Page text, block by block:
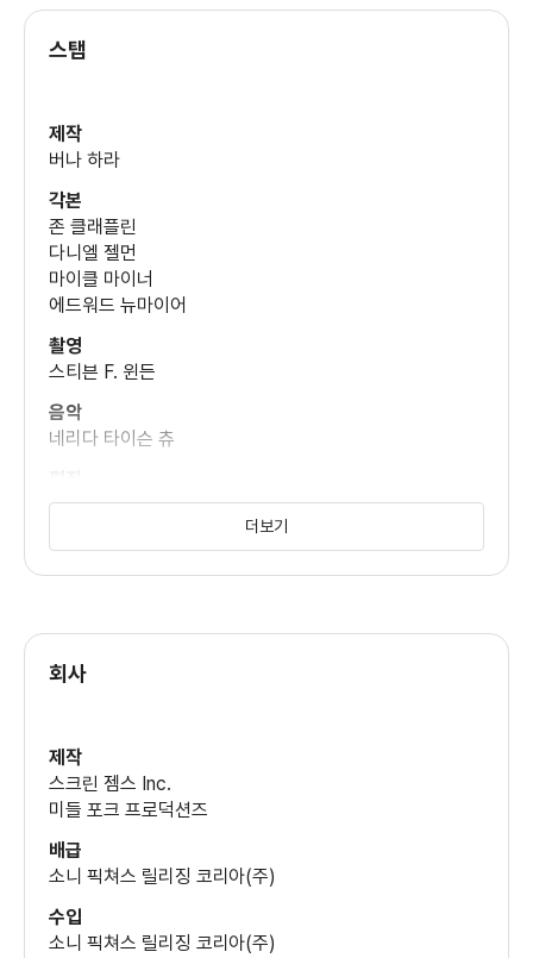
모리스 체스트넛
(고든 미첼)
스탭
제작
버나 하라
각본
존 클래플린
다니엘 젤먼
마이클 마이너
에드워드 뉴마이어
촬영
스티븐 F. 윈든
음악
네리다 타이슨 츄
마커스 다아시
미술
제작총지휘
제이코버스 로즈
더보기
회사
제작
스크린 젬스 Inc.
미들 포크 프로덕션즈
배급
소니 픽쳐스 릴리징 코리아(주)
수입
소니 픽쳐스 릴리징 코리아(주)